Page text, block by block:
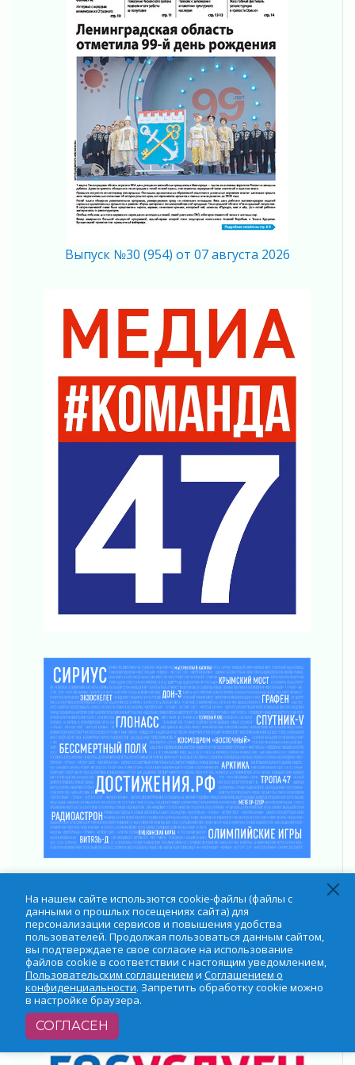
В музей всей семьёй
01 августа 2026
Без заявлений и очередей
01 августа 2026
Не женское это дело...уверены?
Все силы в кулак
01 августа 2026
Айда на пляж!
01 августа 2026
Один в поле — не воин
01 августа 2026
31 июля 2026
Ленинградцы — бойцам «Барс-Ленинградец»
31 июля 2026
Маршрутами будущего — к заветной цели
«Корвет» на страже
31 июля 2026
Правила для жизни
С рабочим визитом
В Шлиссельбурге прошла акция «Белый
кораблик Памяти»
31 июля 2026
Новые возможности для творчества
31 июля 2026
За сухими цифрами — реальная жизнь
31 июля 2026
«Созидателям»
31 июля 2026
Генеральная репетиция векового юбилея
31 июля 2026
Открытое сердце и стремление делать добро
31 июля 2026
Давайте разберемся!
30 июля 2026
Круглую ригу в Гатчине отреставрируют в
2027 году
30 июля 2026
Путешествие к западным рубежам
30 июля 2026
Выпуск №30 (954) от 07 августа 2026
На нашем сайте использются cookie-файлы (файлы с
данными о прошлых посещениях сайта) для
персонализации сервисов и повышения удобства
пользователей. Продолжая пользоваться данным сайтом,
вы подтверждаете свое согласие на использование
файлов cookie в соответствии с настоящим уведомлением,
Пользовательским соглашением и Соглашением о
конфиденциальности. Запретить обработку cookie можно
в настройке браузера.
СОГЛАСЕН